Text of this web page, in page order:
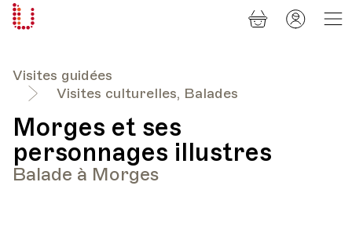
Visites guidées
Visites culturelles, Balades
Morges et ses
personnages illustres
Balade à Morges
Panier
Mon